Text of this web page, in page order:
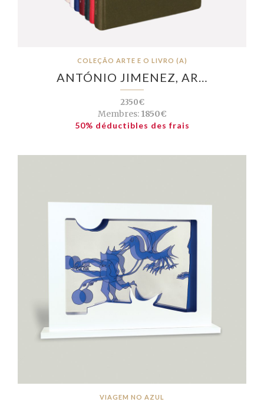
COLEÇÃO ARTE E O LIVRO (A)
ANTÓNIO JIMENEZ, AR…
2350€
Membres:1850€
50% déductibles des frais
VIAGEM NO AZUL